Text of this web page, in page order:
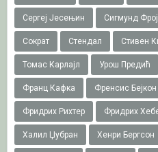
Сергеј Јесењин Сигмунд
Сократ Стендал Стивен
Томас Карлајл Урош Предић
Франц Кафка Френсис Бејкон
Фридрих Рихтер Фридрих
Халил Џубран Хенри Бергсон